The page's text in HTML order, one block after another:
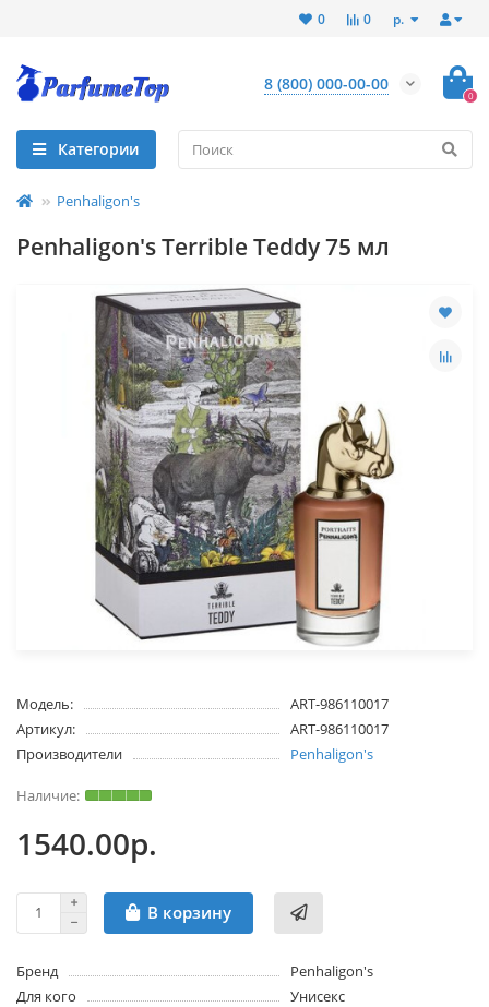
р.
0
0
8 (800) 000-00-00
0
Категории
Penhaligon's
Penhaligon's Terrible Teddy 75 мл
Модель:
ART-986110017
Артикул:
ART-986110017
Производители
Penhaligon's
1540.00р.
В корзину
Бренд
Penhaligon's
Для кого
Унисекс